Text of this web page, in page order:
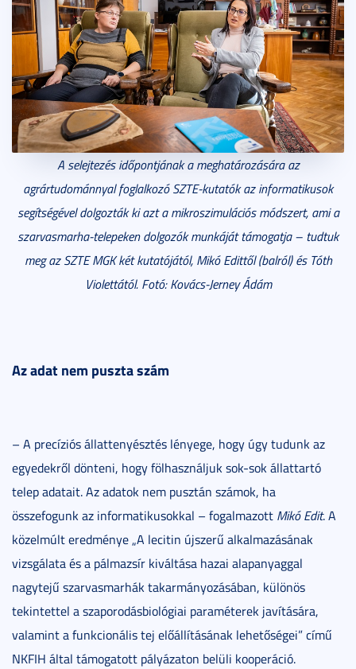
A selejtezés időpontjának a meghatározására az
agrártudománnyal foglalkozó SZTE-kutatók az informatikusok
segítségével dolgozták ki azt a mikroszimulációs módszert, ami a
szarvasmarha-telepeken dolgozók munkáját támogatja – tudtuk
meg az SZTE MGK két kutatójától, Mikó Edittől (balról) és Tóth
Violettától. Fotó: Kovács-Jerney Ádám
Az adat nem puszta szám
– A precíziós állattenyésztés lényege, hogy úgy tudunk az
egyedekről dönteni, hogy fölhasználjuk sok-sok állattartó
telep adatait. Az adatok nem pusztán számok, ha
összefogunk az informatikusokkal – fogalmazott Mikó Edit. A
közelmúlt eredménye „A lecitin újszerű alkalmazásának
vizsgálata és a pálmazsír kiváltása hazai alapanyaggal
nagytejű szarvasmarhák takarmányozásában, különös
tekintettel a szaporodásbiológiai paraméterek javítására,
valamint a funkcionális tej előállításának lehetőségei” című
NKFIH által támogatott pályázaton belüli kooperáció.